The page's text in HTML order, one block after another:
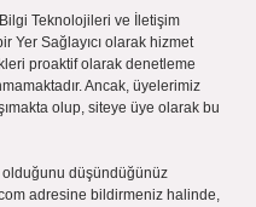
Teknolojileri ve İletişim
Yer Sağlayıcı olarak hizmet
proaktif olarak denetleme
Ancak, üyelerimiz
olup, siteye üye olarak bu
olduğunu düşündüğünüz
adresine bildirmeniz halinde,